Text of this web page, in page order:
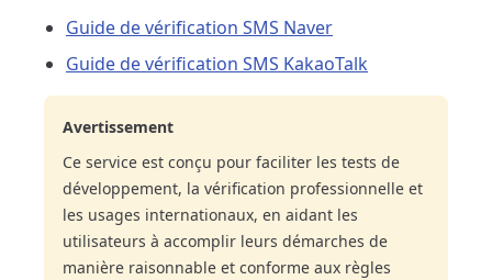
Guide de vérification SMS Naver
Guide de vérification SMS KakaoTalk
Avertissement
Ce service est conçu pour faciliter les tests de
développement, la vérification professionnelle et
les usages internationaux, en aidant les
utilisateurs à accomplir leurs démarches de
manière raisonnable et conforme aux règles